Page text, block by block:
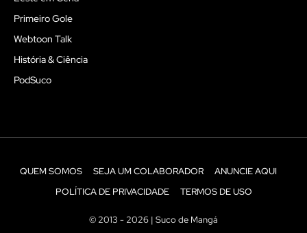
Primeiro Gole
Webtoon Talk
História & Ciência
PodSuco
QUEM SOMOS SEJA UM COLABORADOR
ANUNCIE AQUI
POLÍTICA DE PRIVACIDADE
TERMOS DE USO
© 2013 - 2026 | Suco de Mangá